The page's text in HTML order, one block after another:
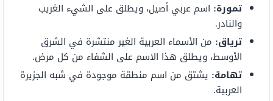
تمورة: اسم عربي أصيل، ويطلق على الشيء الغريب
والنادر.
ترياق: من الأسماء العربية الغير منتشرة في الشرق
الأوسط، ويطلق هذا الاسم على الشفاء من كل مرض.
تهامة: يشتق من اسم منطقة موجودة في شبه الجزيرة
العربية.